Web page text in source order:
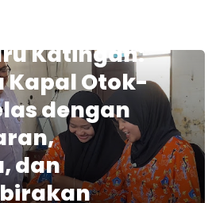
Katingan:
Kapal Otok-
dengan
dan